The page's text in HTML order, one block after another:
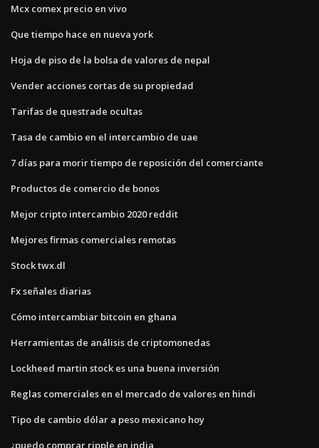
Mcx comex precio en vivo
Que tiempo hace en nueva york
Hoja de piso de la bolsa de valores de nepal
Vender acciones cortas de su propiedad
Tarifas de questrade ocultas
Tasa de cambio en el intercambio de uae
7 días para morir tiempo de reposición del comerciante
Productos de comercio de bonos
Mejor cripto intercambio 2020 reddit
Mejores firmas comerciales remotas
Stock twx.dl
Fx señales diarias
Cómo intercambiar bitcoin en ghana
Herramientas de análisis de criptomonedas
Lockheed martin stock es una buena inversión
Reglas comerciales en el mercado de valores en hindi
Tipo de cambio dólar a peso mexicano hoy
¿puedo comprar ripple en india_